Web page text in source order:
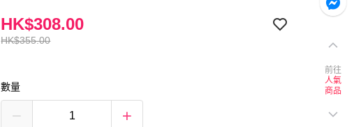
HK$355.00
HK$308.00
數量
前往
人氣
商品